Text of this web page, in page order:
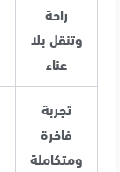
راحة
وتنقل بلا
عناء
تجربة
فاخرة
ومتكاملة